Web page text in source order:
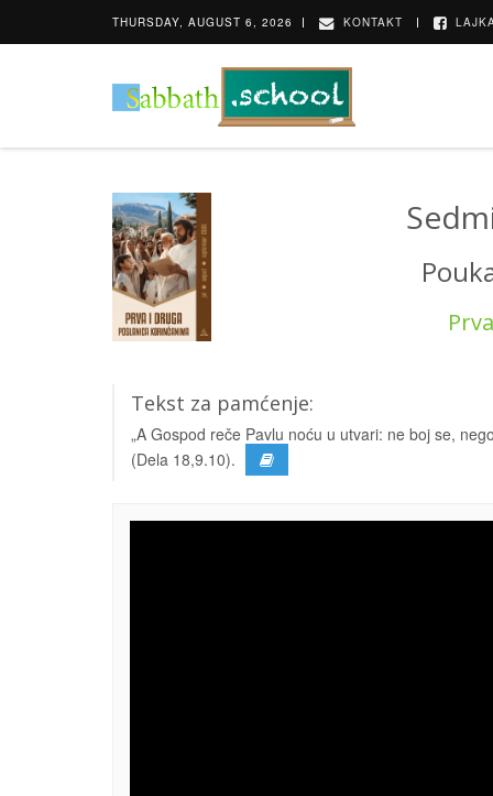
THURSDAY, AUGUST 6, 2026 KONTAKT
Tekst za pamćenje:
„A Gospod reče Pavlu noću u utvari: ne boj se,
(Dela 18,9.10).